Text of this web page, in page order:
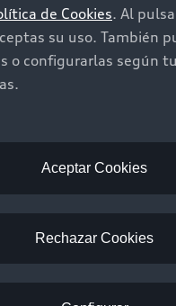
de Cookies. Al
su uso. También
o configurarlas según
Aceptar Cookies
Rechazar Cookies
vehículo nuevo
para mejorar nuestro
en línea. Al